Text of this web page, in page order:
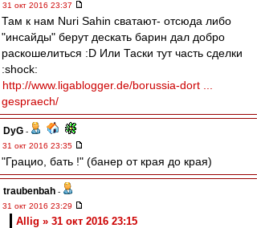
31 окт 2016 23:37
Там к нам Nuri Sahin сватают- отсюда либо
"инсайды" берут дескать барин дал добро
раскошелиться :D Или Таски тут часть сделки
:shock:
http://www.ligablogger.de/borussia-dort ...
gespraech/
DyG -
31 окт 2016 23:35
"Грацио, бать !" (банер от края до края)
traubenbah -
31 окт 2016 23:29
Allig » 31 окт 2016 23:15